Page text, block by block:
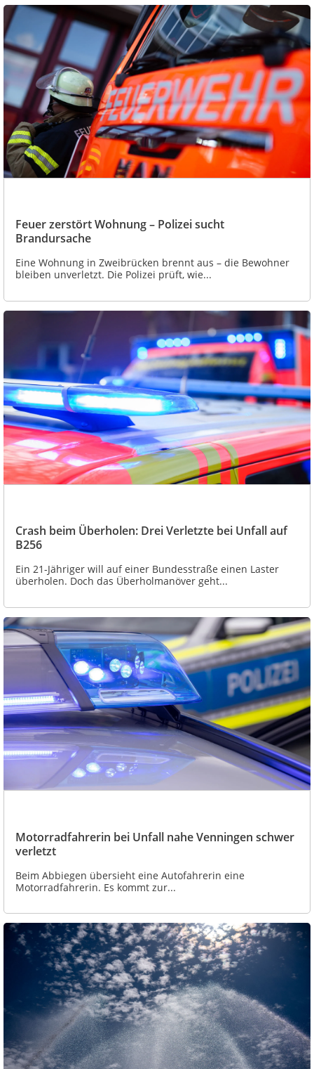
Feuer zerstört Wohnung – Polizei sucht
Brandursache
Eine Wohnung in Zweibrücken brennt aus – die Bewohner
bleiben unverletzt. Die Polizei prüft, wie...
Crash beim Überholen: Drei Verletzte bei Unfall auf
B256
Ein 21-Jähriger will auf einer Bundesstraße einen Laster
überholen. Doch das Überholmanöver geht...
Motorradfahrerin bei Unfall nahe Venningen schwer
verletzt
Beim Abbiegen übersieht eine Autofahrerin eine
Motorradfahrerin. Es kommt zur...